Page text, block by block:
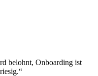
belohnt, Onboarding ist